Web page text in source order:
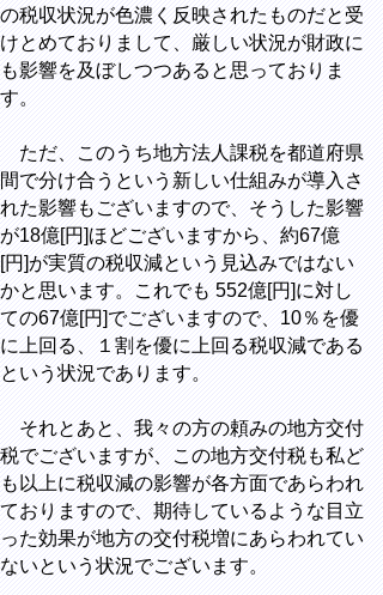
の税収状況が色濃く反映されたものだと受
けとめておりまして、厳しい状況が財政に
も影響を及ぼしつつあると思っておりま
す。
ただ、このうち地方法人課税を都道府県
間で分け合うという新しい仕組みが導入さ
れた影響もございますので、そうした影響
が18億[円]ほどございますから、約67億
[円]が実質の税収減という見込みではない
かと思います。これでも 552億[円]に対し
ての67億[円]でございますので、10％を優
に上回る、１割を優に上回る税収減である
という状況であります。
それとあと、我々の方の頼みの地方交付
税でございますが、この地方交付税も私ど
も以上に税収減の影響が各方面であらわれ
ておりますので、期待しているような目立
った効果が地方の交付税増にあらわれてい
ないという状況でございます。